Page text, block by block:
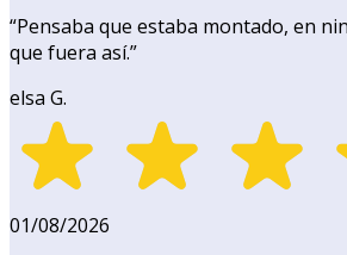
“Pensaba que estaba montado, en
que fuera así.”
elsa G.
01/08/2026